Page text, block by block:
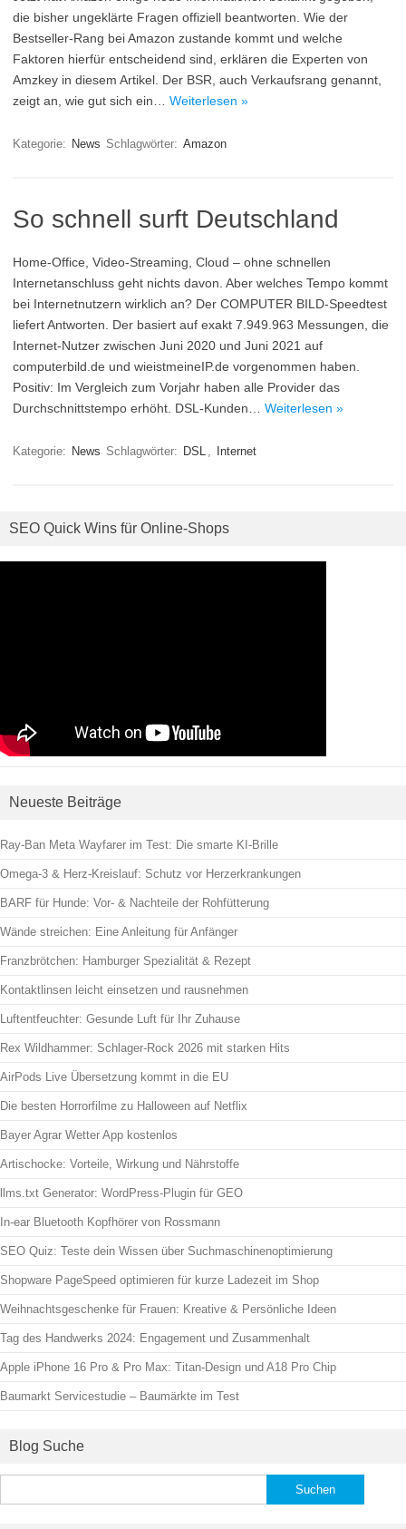
die bisher ungeklärte Fragen offiziell beantworten. Wie der
Bestseller-Rang bei Amazon zustande kommt und welche
Faktoren hierfür entscheidend sind, erklären die Experten von
Amzkey in diesem Artikel. Der BSR, auch Verkaufsrang genannt,
zeigt an, wie gut sich ein… Weiterlesen »
Kategorie: News Schlagwörter: Amazon
So schnell surft Deutschland
Home-Office, Video-Streaming, Cloud – ohne schnellen
Internetanschluss geht nichts davon. Aber welches Tempo kommt
bei Internetnutzern wirklich an? Der COMPUTER BILD-Speedtest
liefert Antworten. Der basiert auf exakt 7.949.963 Messungen, die
Internet-Nutzer zwischen Juni 2020 und Juni 2021 auf
computerbild.de und wieistmeineIP.de vorgenommen haben.
Positiv: Im Vergleich zum Vorjahr haben alle Provider das
Durchschnittstempo erhöht. DSL-Kunden… Weiterlesen »
Kategorie: News Schlagwörter: DSL , Internet
SEO Quick Wins für Online-Shops
Neueste Beiträge
Ray-Ban Meta Wayfarer im Test: Die smarte KI-Brille
Omega-3 & Herz-Kreislauf: Schutz vor Herzerkrankungen
BARF für Hunde: Vor- & Nachteile der Rohfütterung
Wände streichen: Eine Anleitung für Anfänger
Franzbrötchen: Hamburger Spezialität & Rezept
Kontaktlinsen leicht einsetzen und rausnehmen
Luftentfeuchter: Gesunde Luft für Ihr Zuhause
Rex Wildhammer: Schlager-Rock 2026 mit starken Hits
AirPods Live Übersetzung kommt in die EU
Die besten Horrorfilme zu Halloween auf Netflix
Bayer Agrar Wetter App kostenlos
Artischocke: Vorteile, Wirkung und Nährstoffe
llms.txt Generator: WordPress-Plugin für GEO
In-ear Bluetooth Kopfhörer von Rossmann
SEO Quiz: Teste dein Wissen über Suchmaschinenoptimierung
Shopware PageSpeed optimieren für kurze Ladezeit im Shop
Weihnachtsgeschenke für Frauen: Kreative & Persönliche Ideen
Tag des Handwerks 2024: Engagement und Zusammenhalt
Apple iPhone 16 Pro & Pro Max: Titan-Design und A18 Pro Chip
Baumarkt Servicestudie – Baumärkte im Test
Blog Suche
nach: